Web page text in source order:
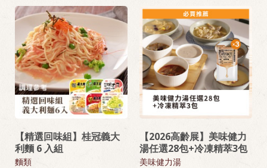
【精選回味組】桂冠義大
利麵 6 入組
麵類
【2026高齡展】美味健力
湯任選28包+冷凍精萃3包
美味健力湯